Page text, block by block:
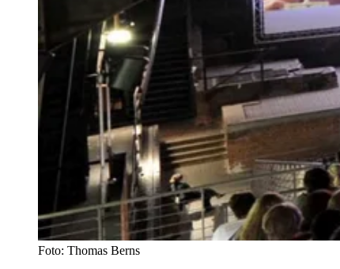
Foto: Thomas Berns